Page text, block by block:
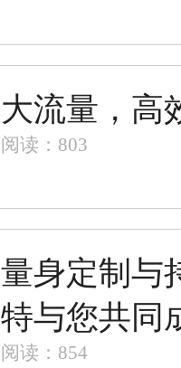
大流量，高
阅读：803
量身定制
特与您共同
阅读：854